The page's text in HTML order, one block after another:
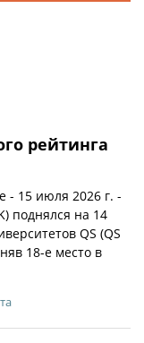
рейтинга
- 15 июля 2026 г. -
поднялся на 14
QS (QS
18-е место в